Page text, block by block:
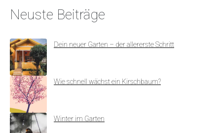
Neuste Beiträge
Dein neuer Garten – der allererste Schritt
Wie schnell wächst ein Kirschbaum?
Winter im Garten